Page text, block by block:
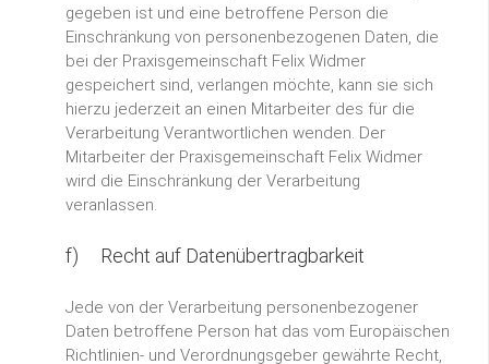
gegeben ist und eine betroffene Person die
Einschränkung von personenbezogenen Daten, die
bei der Praxisgemeinschaft Felix Widmer
gespeichert sind, verlangen möchte, kann sie sich
hierzu jederzeit an einen Mitarbeiter des für die
Verarbeitung Verantwortlichen wenden. Der
Mitarbeiter der Praxisgemeinschaft Felix Widmer
wird die Einschränkung der Verarbeitung
veranlassen.
f) Recht auf Datenübertragbarkeit
Jede von der Verarbeitung personenbezogener
Daten betroffene Person hat das vom Europäischen
Richtlinien- und Verordnungsgeber gewährte Recht,